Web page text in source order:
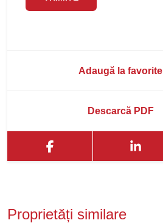
Adaugă la favorite
Descarcă PDF
Proprietăți similare